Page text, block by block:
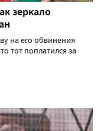
зеркало
на его обвинения
тот поплатился за